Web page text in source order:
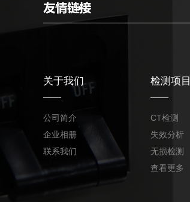
关于我们
公司简介
企业相册
联系我们
检测项目
CT检测
失效分析
无损检测
查看更多